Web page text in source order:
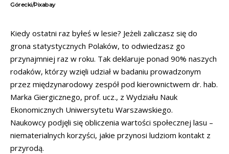
Górecki/Pixabay
Kiedy ostatni raz byłeś w lesie? Jeżeli zaliczasz się do
grona statystycznych Polaków, to odwiedzasz go
przynajmniej raz w roku. Tak deklaruje ponad 90% naszych
rodaków, którzy wzięli udział w badaniu prowadzonym
przez międzynarodowy zespół pod kierownictwem dr. hab.
Marka Giergicznego, prof. ucz., z Wydziału Nauk
Ekonomicznych Uniwersytetu Warszawskiego.
Naukowcy podjęli się obliczenia wartości społecznej lasu –
niematerialnych korzyści, jakie przynosi ludziom kontakt z
przyrodą.